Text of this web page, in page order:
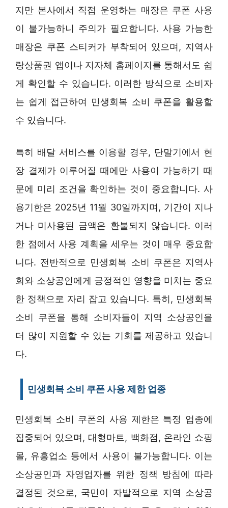
지만 본사에서 직접 운영하는 매장은 쿠폰 사용
이 불가능하니 주의가 필요합니다. 사용 가능한
매장은 쿠폰 스티커가 부착되어 있으며, 지역사
랑상품권 앱이나 지자체 홈페이지를 통해서도 쉽
게 확인할 수 있습니다. 이러한 방식으로 소비자
는 쉽게 접근하여 민생회복 소비 쿠폰을 활용할
수 있습니다.
특히 배달 서비스를 이용할 경우, 단말기에서 현
장 결제가 이루어질 때에만 사용이 가능하기 때
문에 미리 조건을 확인하는 것이 중요합니다. 사
용기한은 2025년 11월 30일까지며, 기간이 지나
거나 미사용된 금액은 환불되지 않습니다. 이러
한 점에서 사용 계획을 세우는 것이 매우 중요합
니다. 전반적으로 민생회복 소비 쿠폰은 지역사
회와 소상공인에게 긍정적인 영향을 미치는 중요
한 정책으로 자리 잡고 있습니다. 특히, 민생회복
소비 쿠폰을 통해 소비자들이 지역 소상공인을
더 많이 지원할 수 있는 기회를 제공하고 있습니
다.
민생회복 소비 쿠폰 사용 제한 업종
민생회복 소비 쿠폰의 사용 제한은 특정 업종에
집중되어 있으며, 대형마트, 백화점, 온라인 쇼핑
몰, 유흥업소 등에서 사용이 불가능합니다. 이는
소상공인과 자영업자를 위한 정책 방침에 따라
결정된 것으로, 국민이 자발적으로 지역 소상공